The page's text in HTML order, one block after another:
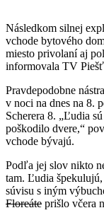
Následkom silnej
vchode bytového
miesto privolaní aj
informovala TV
Pravdepodobne
v noci na dnes na 8.
Scherera 8. „Ľudia
poškodilo dvere,“
vchode bývajú.
Podľa jej slov nikto
tam. Ľudia
súvisu s iným
Floreáte prišlo včera